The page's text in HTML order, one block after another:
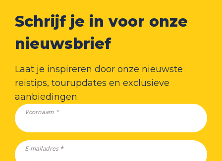
Schrijf je in voor onze
nieuwsbrief
Laat je inspireren door onze nieuwste
reistips, tourupdates en exclusieve
aanbiedingen.
Voornaam *
E-mailadres *